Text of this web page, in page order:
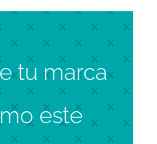
tu marca
este